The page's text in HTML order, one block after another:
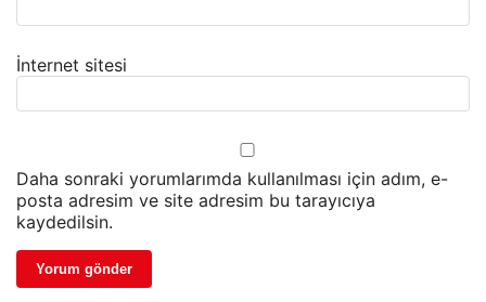
İnternet sitesi
Daha sonraki yorumlarımda kullanılması için adım, e-
posta adresim ve site adresim bu tarayıcıya
kaydedilsin.